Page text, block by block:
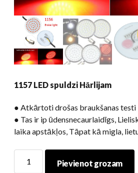
1157 LED spuldzi Hārlijam
● Atkārtoti drošas braukšanas testi
● Tas ir ip ūdensnecaurlaidīgs,
laika apstākļos, Tāpat kā migla,
LED
Pievienot grozam